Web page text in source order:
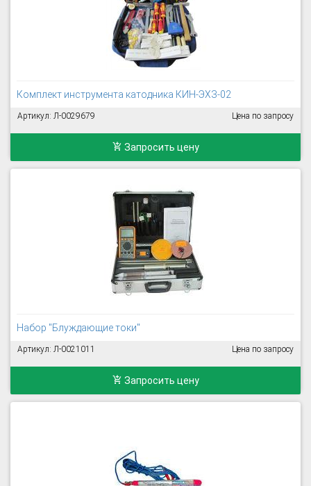
Комплект инструмента катодника КИН-ЭХЗ-02
Артикул: Л-0029679 Цена по запросу
Запросить цену
Набор "Блуждающие токи"
Артикул: Л-0021011 Цена по запросу
Запросить цену